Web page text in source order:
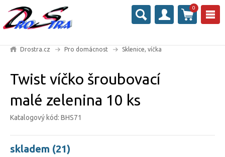
0
Drostra.cz Pro domácnost Sklenice, víčka
Twist víčko šroubovací
malé zelenina 10 ks
Katalogový kód: BHS71
skladem (21)